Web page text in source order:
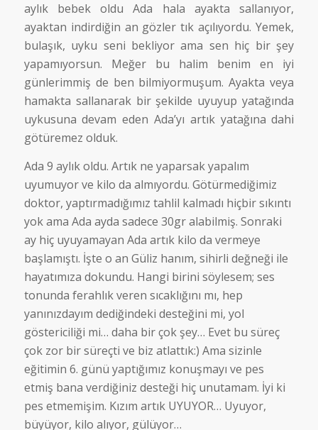
aylık bebek oldu Ada hala ayakta sallanıyor,
ayaktan indirdiğin an gözler tık açılıyordu. Yemek,
bulaşık, uyku seni bekliyor ama sen hiç bir şey
yapamıyorsun. Meğer bu halim benim en iyi
günlerimmiş de ben bilmiyormuşum. Ayakta veya
hamakta sallanarak bir şekilde uyuyup yatağında
uykusuna devam eden Ada’yı artık yatağına dahi
götüremez olduk.
Ada 9 aylık oldu. Artık ne yaparsak yapalım
uyumuyor ve kilo da almıyordu. Götürmediğimiz
doktor, yaptırmadığımız tahlil kalmadı hiçbir sıkıntı
yok ama Ada ayda sadece 30gr alabilmiş. Sonraki
ay hiç uyuyamayan Ada artık kilo da vermeye
başlamıştı. İşte o an Güliz hanım, sihirli değneği ile
hayatımıza dokundu. Hangi birini söylesem; ses
tonunda ferahlık veren sıcaklığını mı, hep
yanınızdayım dediğindeki desteğini mi, yol
göstericiliği mi… daha bir çok şey… Evet bu süreç
çok zor bir süreçti ve biz atlattık:) Ama sizinle
eğitimin 6. günü yaptığımız konuşmayı ve pes
etmiş bana verdiğiniz desteği hiç unutamam. İyi ki
pes etmemişim. Kızım artık UYUYOR… Uyuyor,
büyüyor, kilo alıyor, gülüyor…